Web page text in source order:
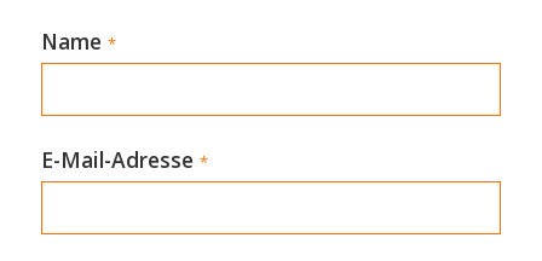
Name *
E-Mail-Adresse *